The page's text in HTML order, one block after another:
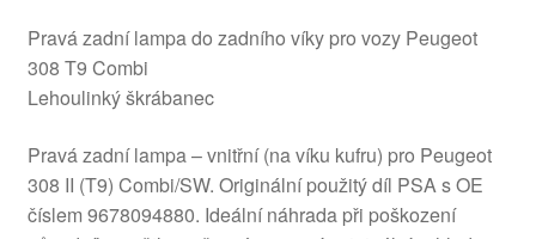
Pravá zadní lampa do zadního víky pro vozy Peugeot
308 T9 Combi
Lehoulinký škrábanec
Pravá zadní lampa – vnitřní (na víku kufru) pro Peugeot
308 II (T9) Combi/SW. Originální použitý díl PSA s OE
číslem 9678094880. Ideální náhrada při poškození